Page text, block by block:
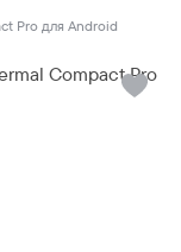
Pro для Android